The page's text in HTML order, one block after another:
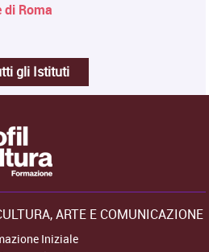
di Roma
gli Istituti
ARTE E COMUNICAZIONE
Iniziale